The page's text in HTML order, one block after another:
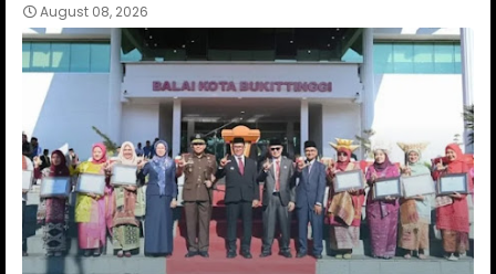
August 08, 2026